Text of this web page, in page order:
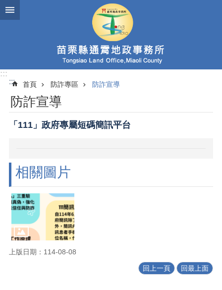
跳到主要內容區塊
:::
:::
首頁 防詐專區 防詐宣導
防詐宣導
「111」政府專屬短碼簡訊平台
相關圖片
上版日期：114-08-08
回上一頁 回最上面